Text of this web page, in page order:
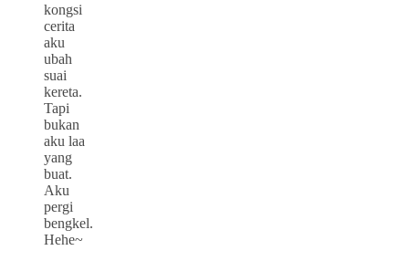
kongsi
cerita
aku
ubah
suai
kereta.
Tapi
bukan
aku laa
yang
buat.
Aku
pergi
bengkel.
Hehe~